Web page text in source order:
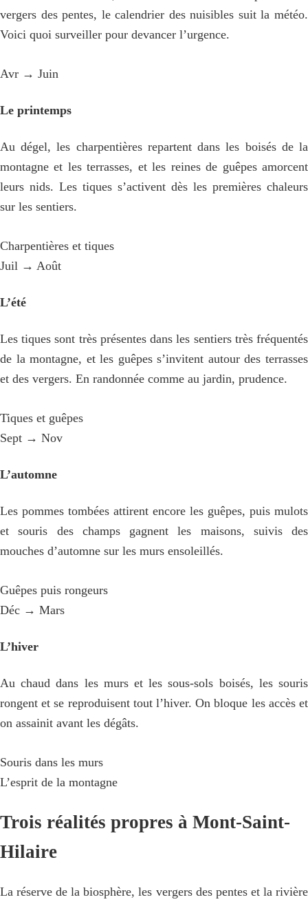
vergers des pentes, le calendrier des nuisibles suit la météo.
Voici quoi surveiller pour devancer l’urgence.
Avr → Juin
Le printemps
Au dégel, les charpentières repartent dans les boisés de la
montagne et les terrasses, et les reines de guêpes amorcent
leurs nids. Les tiques s’activent dès les premières chaleurs
sur les sentiers.
Charpentières et tiques
Juil → Août
L’été
Les tiques sont très présentes dans les sentiers très fréquentés
de la montagne, et les guêpes s’invitent autour des terrasses
et des vergers. En randonnée comme au jardin, prudence.
Tiques et guêpes
Sept → Nov
L’automne
Les pommes tombées attirent encore les guêpes, puis mulots
et souris des champs gagnent les maisons, suivis des
mouches d’automne sur les murs ensoleillés.
Guêpes puis rongeurs
Déc → Mars
L’hiver
Au chaud dans les murs et les sous-sols boisés, les souris
rongent et se reproduisent tout l’hiver. On bloque les accès et
on assainit avant les dégâts.
Souris dans les murs
L’esprit de la montagne
Trois réalités propres à Mont-Saint-
Hilaire
La réserve de la biosphère, les vergers des pentes et la rivière